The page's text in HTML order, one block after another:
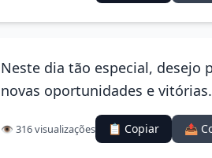
Neste dia tão especial, desejo
novas oportunidades e vitórias.
👁️ 316 visualizações 📋 Copiar 📤